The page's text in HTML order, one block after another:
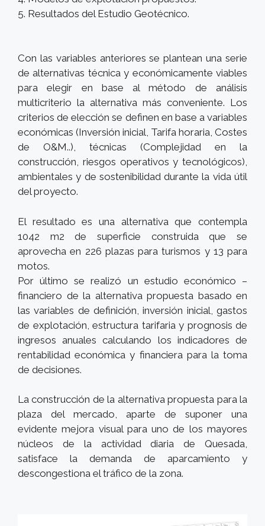
5. Resultados del Estudio Geotécnico.
Con las variables anteriores se plantean una serie
de alternativas técnica y económicamente viables
para elegir en base al método de análisis
multicriterio la alternativa más conveniente. Los
criterios de elección se definen en base a variables
económicas (Inversión inicial, Tarifa horaria, Costes
de O&M..), técnicas (Complejidad en la
construcción, riesgos operativos y tecnológicos),
ambientales y de sostenibilidad durante la vida útil
del proyecto.
El resultado es una alternativa que contempla
1042 m2 de superficie construida que se
aprovecha en 226 plazas para turismos y 13 para
motos.
Por último se realizó un estudio económico –
financiero de la alternativa propuesta basado en
las variables de definición, inversión inicial, gastos
de explotación, estructura tarifaria y prognosis de
ingresos anuales calculando los indicadores de
rentabilidad económica y financiera para la toma
de decisiones.
La construcción de la alternativa propuesta para la
plaza del mercado, aparte de suponer una
evidente mejora visual para uno de los mayores
núcleos de la actividad diaria de Quesada,
satisface la demanda de aparcamiento y
descongestiona el tráfico de la zona.